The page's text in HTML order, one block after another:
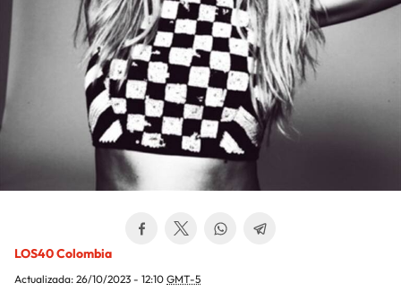
LOS40 Colombia
Actualizada: 26/10/2023 - 12:10 GMT-5